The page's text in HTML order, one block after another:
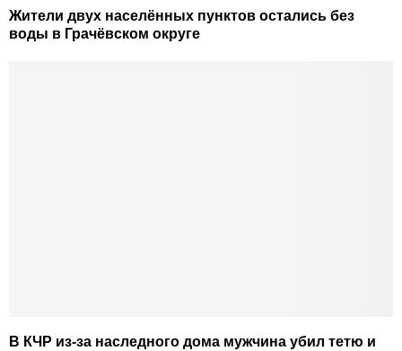
Жители двух населённых пунктов остались без
воды в Грачёвском округе
В КЧР из-за наследного дома мужчина убил тетю и